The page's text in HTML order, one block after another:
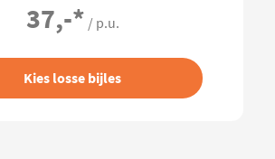
37,-* / p.u.
Kies losse bijles